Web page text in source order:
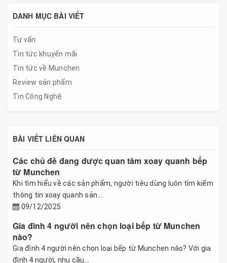
DANH MỤC BÀI VIẾT
Tư vấn
Tin tức khuyến mãi
Tin tức về Munchen
Review sản phẩm
Tin Công Nghệ
BÀI VIẾT LIÊN QUAN
Các chủ đề đang được quan tâm xoay quanh bếp
từ Munchen
Khi tìm hiểu về các sản phẩm, người tiêu dùng luôn tìm kiếm
thông tin xoay quanh sản...
09/12/2025
Gia đình 4 người nên chọn loại bếp từ Munchen
nào?
Gia đình 4 người nên chọn loại bếp từ Munchen nào? Với gia
đình 4 người, nhu cầu...